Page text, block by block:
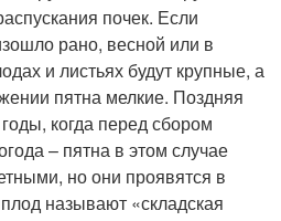
почек. Если
рано, весной или в
и листьях будут крупные, а
пятна мелкие. Поздняя
когда перед сбором
– пятна в этом случае
но они проявятся в
называют «складская